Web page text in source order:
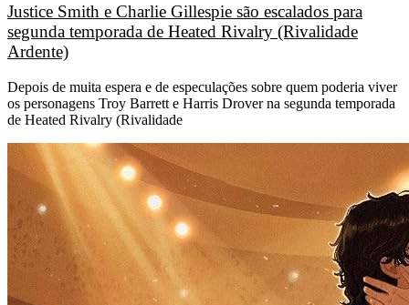
Justice Smith e Charlie Gillespie são escalados para
segunda temporada de Heated Rivalry (Rivalidade
Ardente)
Depois de muita espera e de especulações sobre quem poderia viver
os personagens Troy Barrett e Harris Drover na segunda temporada
de Heated Rivalry (Rivalidade